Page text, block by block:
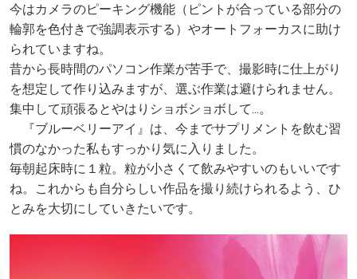
今はカメラのピーキング機能（ピントが合っている部分の
輪郭を色付きで強調表示する）やオートフォーカスに助け
られていますね。
昔から長時間のパソコン作業が苦手で、撮影時に仕上がり
を想定して作り込みますが、選ぶ作業は避けられません。
集中して頑張るとやはりショボショボして...。
『ブルーベリーアイ』は、今までサプリメントを飲む習
慣のなかった私もすっかり気に入りました。
毎朝起床時に１粒。粒が小さくて飲みやすいのもいいです
ね。これからも自分らしい作品を撮り続けられるよう、ひ
とみを大切にしていきたいです。